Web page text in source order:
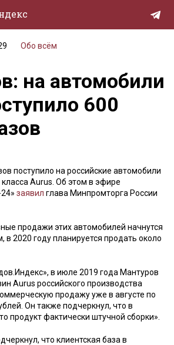
Обо всём
на автомобили
600
поступило на российские автомобили
Aurus. Об этом в эфире
заявил глава Минпромторга России
продажи этих автомобилей начнутся
в 2020 году планируется продать около
в июле 2019 года Мантуров
Aurus российского производства
продажу уже в августе по
Он также подчеркнул, что в
продукт фактически штучной сборки».
что клиентская база в